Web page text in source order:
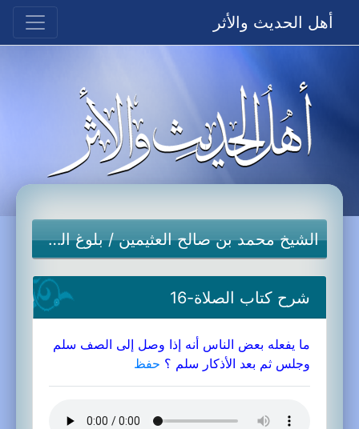
أهل الحديث والأثر
الشيخ محمد بن صالح العثيمين/بلوغ المرام
شرح كتاب الصلاة-16
ما يفعله بعض الناس أنه إذا وصل إلى الصف سلم
وجلس ثم بعد الأذكار سلم ؟ حفظ